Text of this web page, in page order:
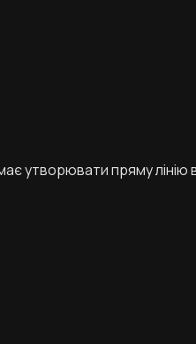
утворювати пряму лінію